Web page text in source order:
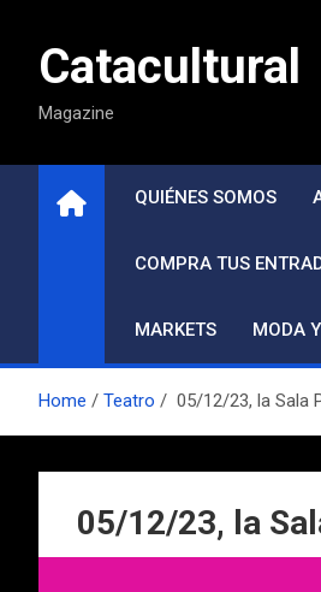
contenidoCatacultural
Magazine
QUIÉNES SOMOS
COMPRA TUS
MARKETS MODA
Home Teatro 05/12/23, la Sala
05/12/23, la